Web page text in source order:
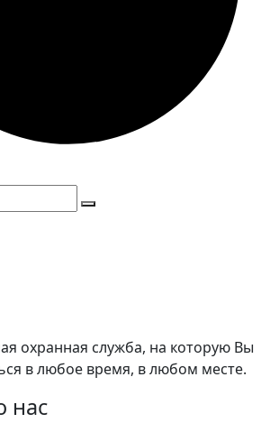
охранная служба, на которую Вы
в любое время, в любом месте.
нас